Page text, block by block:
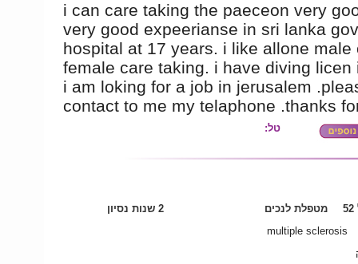
i can care taking the paeceon very
very good expeerianse in sri lanka
hospital at 17 years. i like allone male
female care taking. i have diving licen
i am loking for a job in jerusalem
contact to me my telaphone .thanks
טל:
מטפלת לנכים
2 שנות נסיון
multiple sclerosis